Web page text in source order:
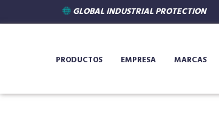
GLOBAL INDUSTRIAL PROTECTION
PRODUCTOS EMPRESA MARCAS